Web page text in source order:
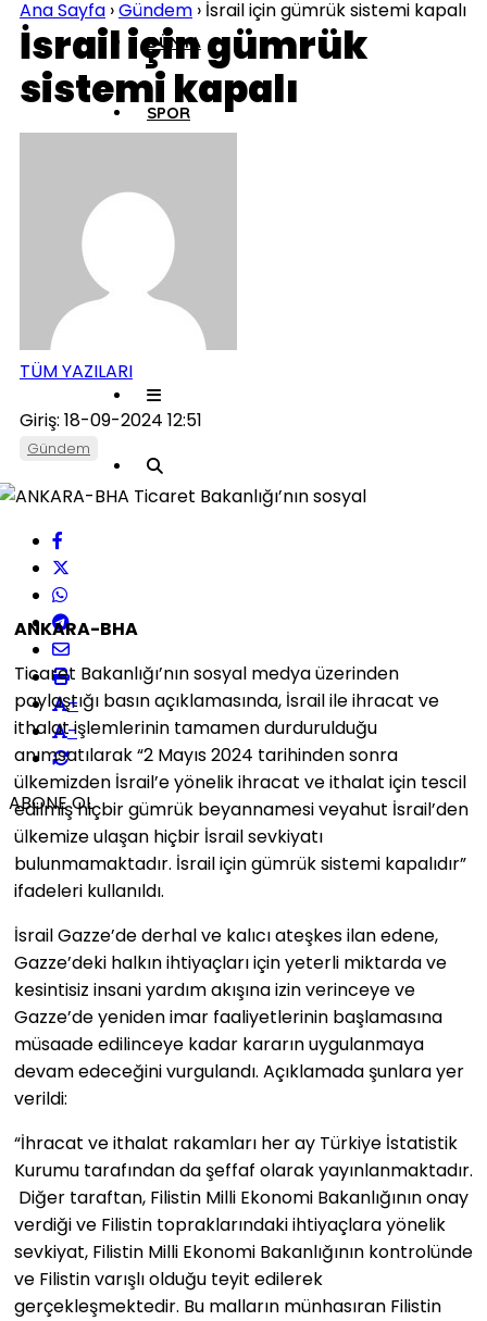
DÜNYA
SPOR
SAĞLIK
Ana Sayfa ›Gündem › İsrail için gümrük sistemi kapalı
İsrail için gümrük
sistemi kapalı
TÜM YAZILARI
Giriş: 18-09-2024 12:51
Gündem
+
-
ABONE OL
ANKARA-BHA
Ticaret Bakanlığı’nın sosyal medya üzerinden
paylaştığı basın açıklamasında, İsrail ile ihracat ve
ithalat işlemlerinin tamamen durdurulduğu
anımsatılarak “2 Mayıs 2024 tarihinden sonra
ülkemizden İsrail’e yönelik ihracat ve ithalat için tescil
edilmiş hiçbir gümrük beyannamesi veyahut İsrail’den
ülkemize ulaşan hiçbir İsrail sevkiyatı
bulunmamaktadır. İsrail için gümrük sistemi kapalıdır”
ifadeleri kullanıldı.
İsrail Gazze’de derhal ve kalıcı ateşkes ilan edene,
Gazze’deki halkın ihtiyaçları için yeterli miktarda ve
kesintisiz insani yardım akışına izin verinceye ve
Gazze’de yeniden imar faaliyetlerinin başlamasına
müsaade edilinceye kadar kararın uygulanmaya
devam edeceğini vurgulandı. Açıklamada şunlara yer
verildi:
“İhracat ve ithalat rakamları her ay Türkiye İstatistik
Kurumu tarafından da şeffaf olarak yayınlanmaktadır.
Diğer taraftan, Filistin Milli Ekonomi Bakanlığının onay
verdiği ve Filistin topraklarındaki ihtiyaçlara yönelik
sevkiyat, Filistin Milli Ekonomi Bakanlığının kontrolünde
ve Filistin varışlı olduğu teyit edilerek
gerçekleşmektedir. Bu malların münhasıran Filistin